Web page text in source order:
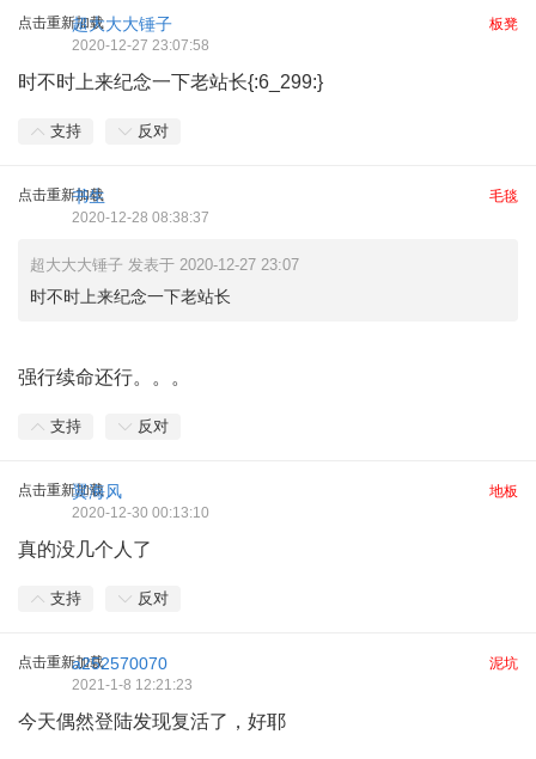
点击重新加载 板凳
超大大大锤子
2020-12-27 23:07:58
时不时上来纪念一下老站长{:6_299:}
支持 反对
点击重新加载 毛毯
书生
2020-12-28 08:38:37
超大大大锤子 发表于 2020-12-27 23:07
时不时上来纪念一下老站长
强行续命还行。。。
支持 反对
点击重新加载 地板
翼海风
2020-12-30 00:13:10
真的没几个人了
支持 反对
点击重新加载 泥坑
a252570070
2021-1-8 12:21:23
今天偶然登陆发现复活了，好耶